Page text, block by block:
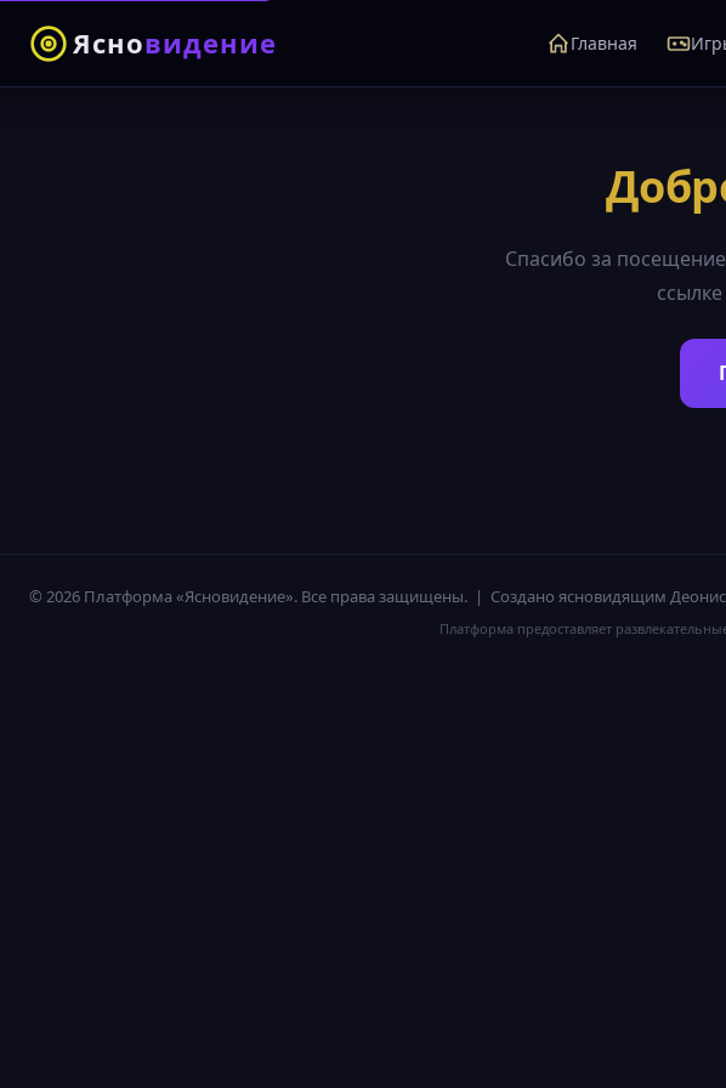
Ясновидение Главная
Спасибо за
© 2026 Платформа «Ясновидение». Все права защищены. | Создано ясновидящим
Платформа предоставляет